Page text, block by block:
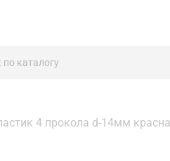
4 прокола d-14мм